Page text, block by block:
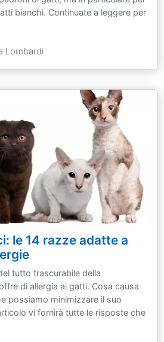
bianchi. Continuate a leggere per
Lombardi
le 14 razze adatte a
tutto trascurabile della
di allergia ai gatti. Cosa causa
possiamo minimizzare il suo
vi fornirà tutte le risposte che